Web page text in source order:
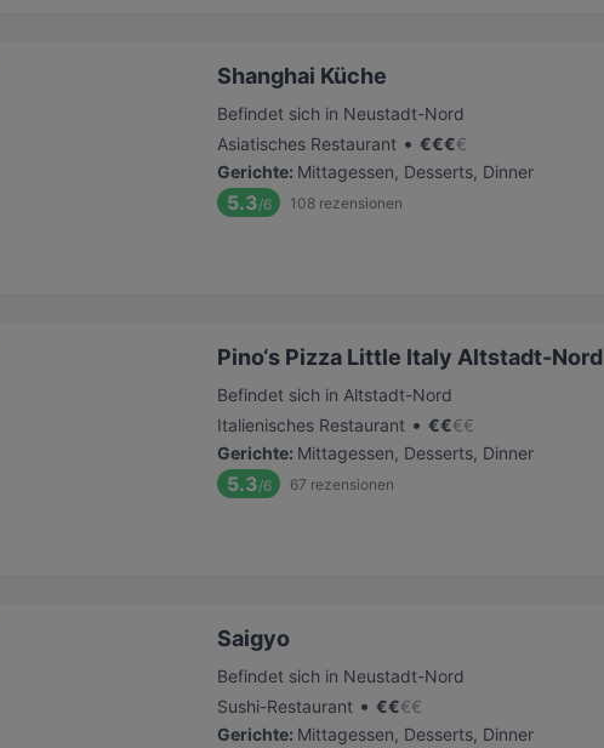
Shanghai Küche
Befindet sich in Neustadt-Nord
Asiatisches Restaurant • €€€€
Gerichte: Mittagessen, Desserts, Dinner
5.3/6 108 rezensionen
Pino‘s Pizza Little Italy Altstadt-Nord
Befindet sich in Altstadt-Nord
Italienisches Restaurant • €€€€
Gerichte: Mittagessen, Desserts, Dinner
5.3/6 67 rezensionen
Saigyo
Befindet sich in Neustadt-Nord
Sushi-Restaurant • €€€€
Gerichte: Mittagessen, Desserts, Dinner